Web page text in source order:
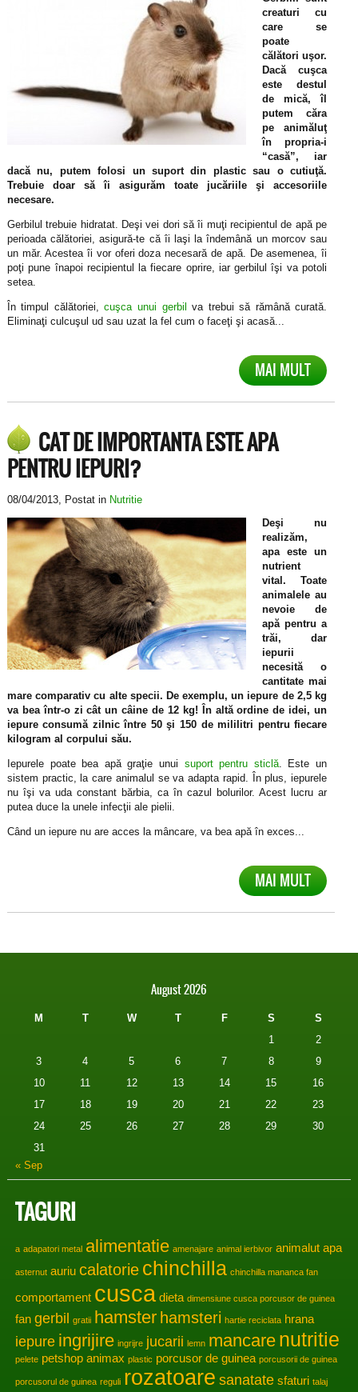
creaturi cu
care se
poate
călători uşor.
Dacă cuşca
este destul
de mică, îl
putem căra
pe animăluţ
în propria-i
“casă”, iar
dacă nu, putem folosi un suport din plastic sau o cutiuţă.
Trebuie doar să îi asigurăm toate jucăriile şi accesoriile
necesare.
Gerbilul trebuie hidratat. Deşi vei dori să îi muţi recipientul de apă pe
perioada călătoriei, asigură-te că îi laşi la îndemână un morcov sau
un măr. Acestea îi vor oferi doza necesară de apă. De asemenea, îi
poţi pune înapoi recipientul la fiecare oprire, iar gerbilul îşi va potoli
setea.
În timpul călătoriei,cuşca unui gerbil
va trebui să rămână curată.
Eliminaţi culcuşul ud sau uzat la fel cum o faceţi şi acasă...
MAI MULT
CAT DE IMPORTANTA ESTE APA
PENTRU IEPURI?
08/04/2013, Postat in Nutritie
Deşi nu
realizăm,
apa este un
nutrient
vital. Toate
animalele au
nevoie de
apă pentru a
trăi, dar
iepurii
necesită o
cantitate mai
mare comparativ cu alte specii. De exemplu, un iepure de 2,5 kg
va bea într-o zi cât un câine de 12 kg! În altă ordine de idei, un
iepure consumă zilnic între 50 şi 150 de mililitri pentru fiecare
kilogram al corpului său.
Iepurele poate bea apă graţie unui suport pentru sticlă. Este un
sistem practic, la care animalul se va adapta rapid. În plus, iepurele
nu îşi va uda constant bărbia, ca în cazul bolurilor. Acest lucru ar
putea duce la unele infecţii ale pielii.
Când un iepure nu are acces la mâncare, va bea apă în exces...
MAI MULT
August 2026
M T W T F S
S
1
2
3
4 5 6 7 8
9
10
11 12 13 14 15
16
17
18 19 20 21 22
23
24
25 26 27 28 29
30
31
« Sep
TAGURI
a adapatori metal alimentatie amenajare animal ierbivor animalut apa
asternut auriu calatorie chinchilla chinchilla mananca fan
comportament cusca dieta dimensiune cusca porcusor de guinea
fan gerbil gratii hamster hamsteri hartie reciclata hrana
iepure ingrijire ingrijre jucarii lemn mancare nutritie
pelete petshop animax plastic porcusor de guinea porcusorii de guinea
porcusorul de guinea reguli rozatoare sanatate sfaturi talaj